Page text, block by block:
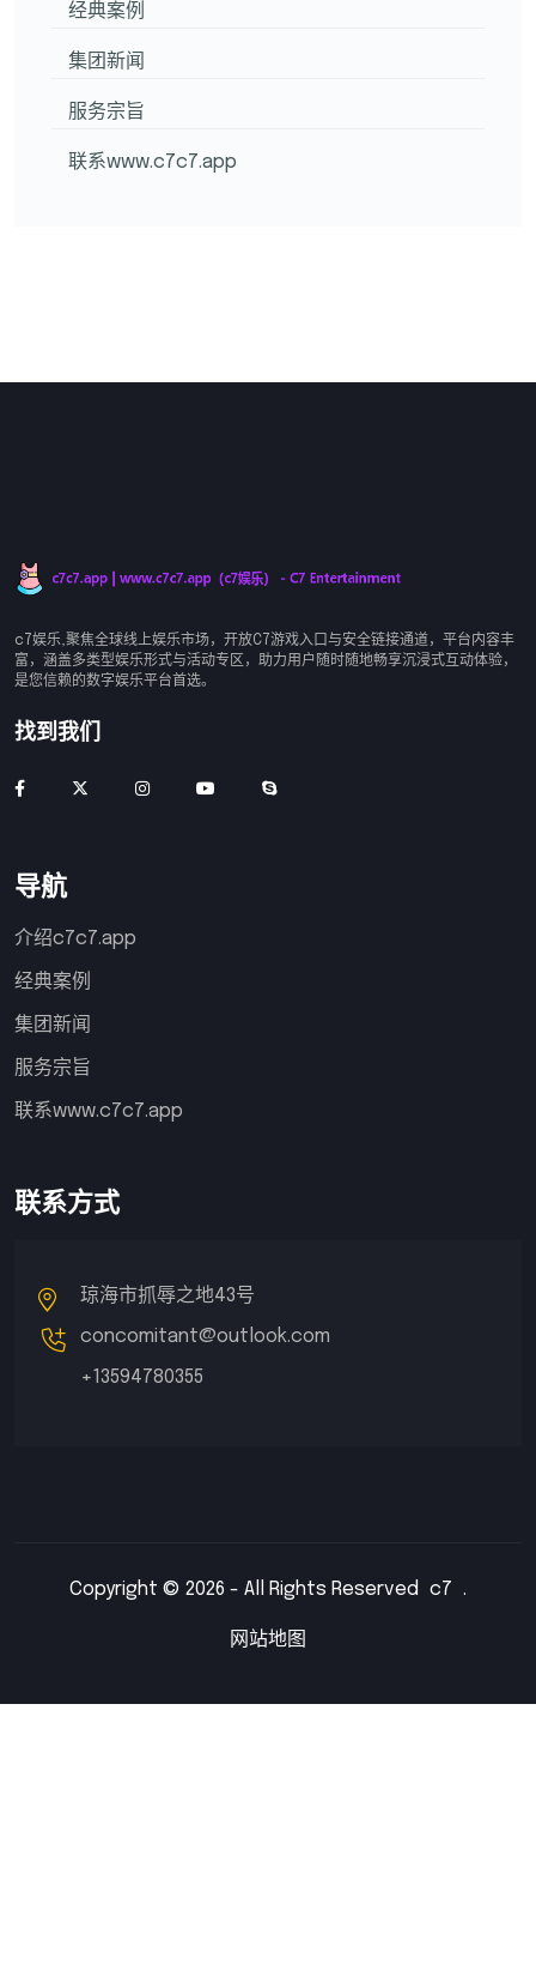
经典案例
集团新闻
服务宗旨
联系www.c7c7.app
c7娱乐,聚焦全球线上娱乐市场，开放C7游戏入口与安全链接通道，平台内容丰
富，涵盖多类型娱乐形式与活动专区，助力用户随时随地畅享沉浸式互动体验，
是您信赖的数字娱乐平台首选。
找到我们
导航
介绍c7c7.app
经典案例
集团新闻
服务宗旨
联系www.c7c7.app
联系方式
琼海市抓辱之地43号
concomitant@outlook.com
+13594780355
Copyright © 2026 - All Rights Reserved c7 .
网站地图